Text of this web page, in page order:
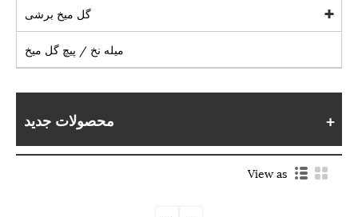
گل میخ برشی
میله نخ / پیچ گل میخ
محصولات جدید
View as